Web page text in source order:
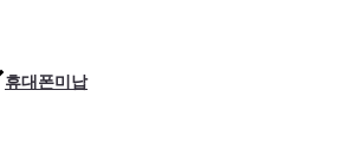
휴대폰미납